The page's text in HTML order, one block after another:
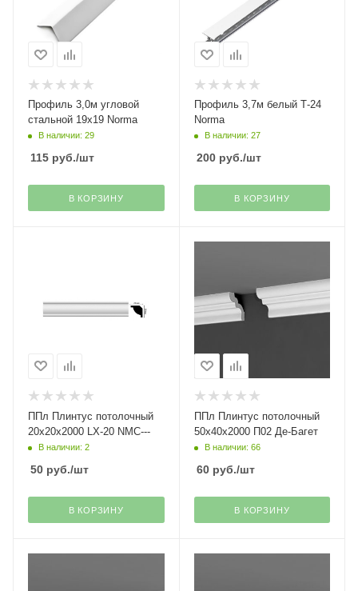
Профиль 3,0м угловой
стальной 19х19 Norma
В наличии: 29
115 руб./шт
В КОРЗИНУ
Профиль 3,7м белый Т-24
Norma
В наличии: 27
200руб./шт
В КОРЗИНУ
ППл Плинтус потолочный
20х20х2000 LX-20 NMC---
В наличии: 2
50 руб./шт
В КОРЗИНУ
ППл Плинтус потолочный
50х40х2000 П02 Де-Багет
В наличии: 66
60руб./шт
В КОРЗИНУ